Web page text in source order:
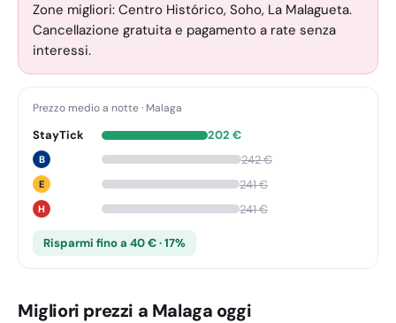
Zone migliori: Centro Histórico, Soho, La Malagueta.
Cancellazione gratuita e pagamento a rate senza
interessi.
Prezzo medio a notte· Malaga
StayTick 202 €
B 242€
E 241€
H 241€
Risparmi fino a 40 € · 17%
Migliori prezzi a Malaga oggi